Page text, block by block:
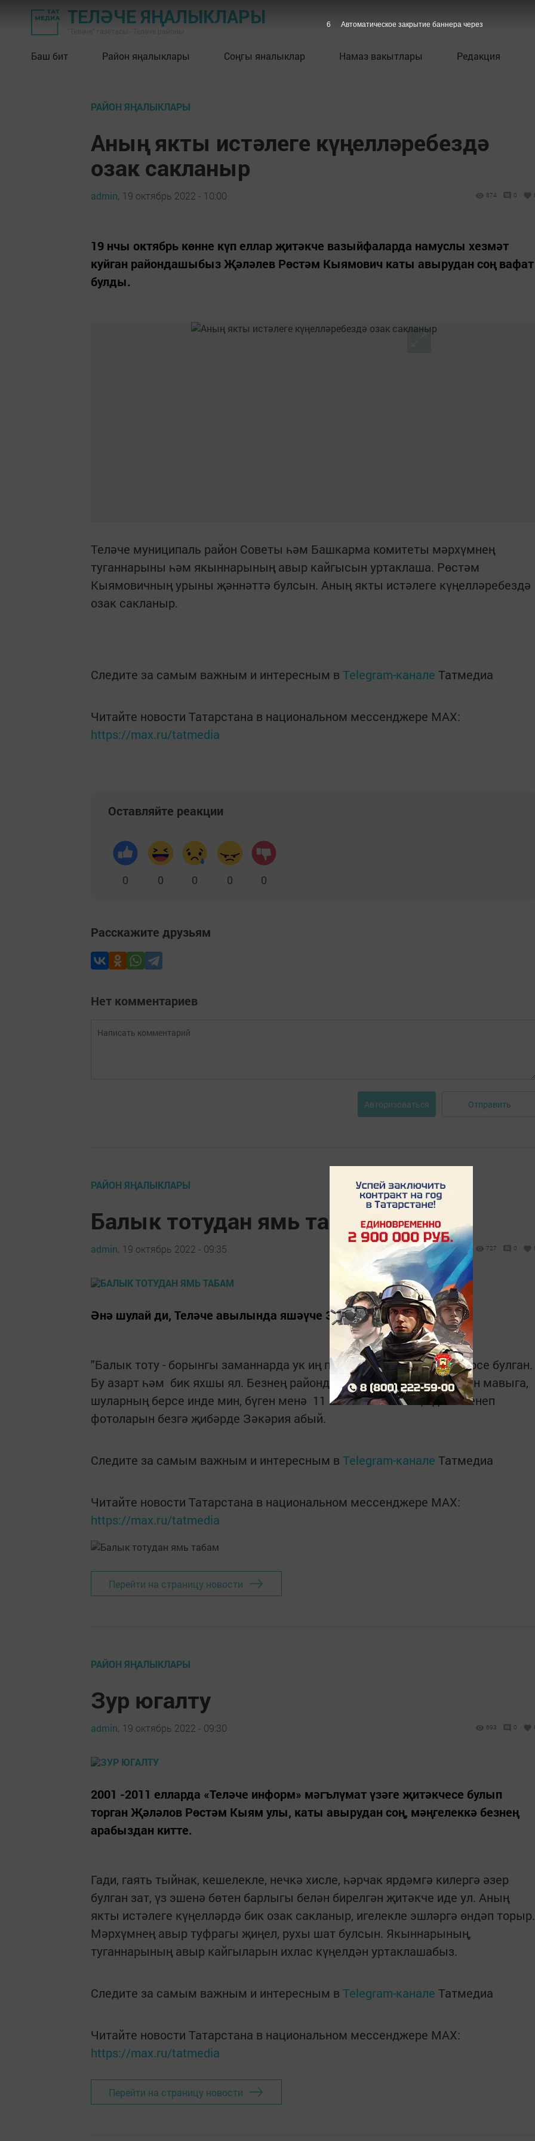
ТЕЛӘЧЕ ЯҢАЛЫКЛАРЫ
Баш бит Район яңалыклары Соңгы яналыклар Намаз вакытлары Редакция
РАЙОН ЯҢАЛЫКЛАРЫ
Аның якты истәлеге күңелләребездә
озак сакланыр
admin, 19 октябрь 2022 - 10:00 874 0
19 нчы октябрь көнне күп еллар җитәкче вазыйфаларда намуслы хезмәт
куйган райондашыбыз Җәләлев Рөстәм Кыямович каты авырудан соң вафат
булды.
Теләче муниципаль район Советы һәм Башкарма комитеты мәрхүмнең
туганнарыны һәм якыннарының авыр кайгысын уртаклаша. Рөстәм
Кыямовичның урыны җәннәттә булсын. Аның якты истәлеге күңелләребездә
озак сакланыр.
Следите за самым важным и интересным в Telegram-канале Татмедиа
Читайте новости Татарстана в национальном мессенджере MАХ:
https://max.ru/tatmedia
Оставляйте реакции
0 0 0 0 0
Расскажите друзьям
Нет комментариев
Авторизоваться Отправить
РАЙОН ЯҢАЛЫКЛАРЫ
Балык тотудан ямь табам
admin, 19 октябрь 2022 - 09:35 727 0
Әнә шулай ди, Теләче авылында яшәүче Зәкәрия Дәүләтшин.
"Балык тоту - борынгы заманнарда ук иң популяр ял төрләренең берсе булган.
Бу азарт һәм бик яхшы ял. Безнең районда күпләр балык тоту белән мавыга,
шуларның берсе инде мин, бүген менә 11 кг балык эләкте, - дип сөенеп
фотоларын безгә җибәрде Зәкәрия абый.
Следите за самым важным и интересным в Telegram-канале Татмедиа
Читайте новости Татарстана в национальном мессенджере MАХ:
https://max.ru/tatmedia
Перейти на страницу новости
РАЙОН ЯҢАЛЫКЛАРЫ
Зур югалту
admin, 19 октябрь 2022 - 09:30 693 0
2001 -2011 елларда «Теләче информ» мәгълүмат үзәге җитәкчесе булып
торган Җәләлов Рөстәм Кыям улы, каты авырудан соң, мәңгелеккә безнең
арабыздан китте.
Гади, гаять тыйнак, кешелекле, нечкә хисле, һәрчак ярдәмгә килергә әзер
булган зат, үз эшенә бөтен барлыгы белән бирелгән җитәкче иде ул. Аның
якты истәлеге күңелләрдә бик озак сакланыр, игелекле эшләргә өндәп торыр.
Мәрхүмнең авыр туфрагы җиңел, рухы шат булсын. Якыннарының,
туганнарының авыр кайгыларын ихлас күңелдән уртаклашабыз.
Следите за самым важным и интересным в Telegram-канале Татмедиа
Читайте новости Татарстана в национальном мессенджере MАХ:
https://max.ru/tatmedia
Перейти на страницу новости
5 Автоматическое закрытие баннера через